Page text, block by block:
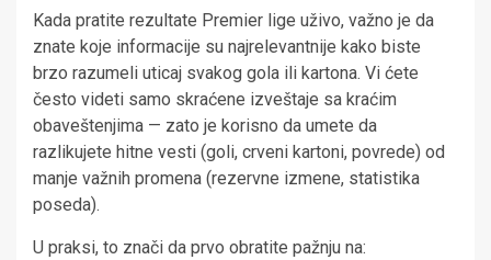
Kada pratite rezultate Premier lige uživo, važno je da
znate koje informacije su najrelevantnije kako biste
brzo razumeli uticaj svakog gola ili kartona. Vi ćete
često videti samo skraćene izveštaje sa kraćim
obaveštenjima — zato je korisno da umete da
razlikujete hitne vesti (goli, crveni kartoni, povrede) od
manje važnih promena (rezervne izmene, statistika
poseda).
U praksi, to znači da prvo obratite pažnju na: